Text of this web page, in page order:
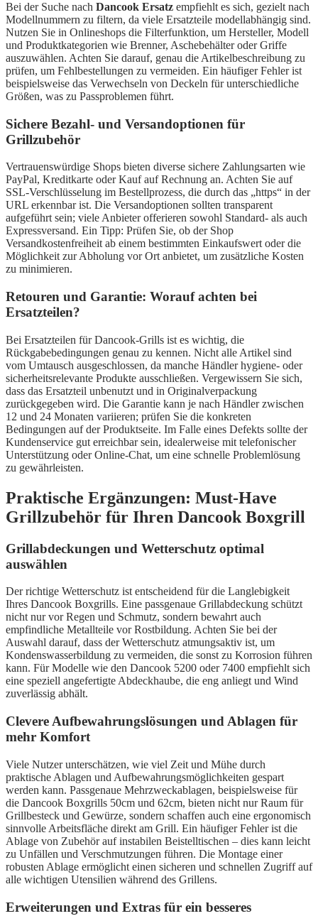
Bei der Suche nach Dancook Ersatz empfiehlt es sich, gezielt nach
Modellnummern zu filtern, da viele Ersatzteile modellabhängig sind.
Nutzen Sie in Onlineshops die Filterfunktion, um Hersteller, Modell
und Produktkategorien wie Brenner, Aschebehälter oder Griffe
auszuwählen. Achten Sie darauf, genau die Artikelbeschreibung zu
prüfen, um Fehlbestellungen zu vermeiden. Ein häufiger Fehler ist
beispielsweise das Verwechseln von Deckeln für unterschiedliche
Größen, was zu Passproblemen führt.
Sichere Bezahl- und Versandoptionen für
Grillzubehör
Vertrauenswürdige Shops bieten diverse sichere Zahlungsarten wie
PayPal, Kreditkarte oder Kauf auf Rechnung an. Achten Sie auf
SSL-Verschlüsselung im Bestellprozess, die durch das „https“ in der
URL erkennbar ist. Die Versandoptionen sollten transparent
aufgeführt sein; viele Anbieter offerieren sowohl Standard- als auch
Expressversand. Ein Tipp: Prüfen Sie, ob der Shop
Versandkostenfreiheit ab einem bestimmten Einkaufswert oder die
Möglichkeit zur Abholung vor Ort anbietet, um zusätzliche Kosten
zu minimieren.
Retouren und Garantie: Worauf achten bei
Ersatzteilen?
Bei Ersatzteilen für Dancook-Grills ist es wichtig, die
Rückgabebedingungen genau zu kennen. Nicht alle Artikel sind
vom Umtausch ausgeschlossen, da manche Händler hygiene- oder
sicherheitsrelevante Produkte ausschließen. Vergewissern Sie sich,
dass das Ersatzteil unbenutzt und in Originalverpackung
zurückgegeben wird. Die Garantie kann je nach Händler zwischen
12 und 24 Monaten variieren; prüfen Sie die konkreten
Bedingungen auf der Produktseite. Im Falle eines Defekts sollte der
Kundenservice gut erreichbar sein, idealerweise mit telefonischer
Unterstützung oder Online-Chat, um eine schnelle Problemlösung
zu gewährleisten.
Praktische Ergänzungen: Must-Have
Grillzubehör für Ihren Dancook Boxgrill
Grillabdeckungen und Wetterschutz optimal
auswählen
Der richtige Wetterschutz ist entscheidend für die Langlebigkeit
Ihres Dancook Boxgrills. Eine passgenaue Grillabdeckung schützt
nicht nur vor Regen und Schmutz, sondern bewahrt auch
empfindliche Metallteile vor Rostbildung. Achten Sie bei der
Auswahl darauf, dass der Wetterschutz atmungsaktiv ist, um
Kondenswasserbildung zu vermeiden, die sonst zu Korrosion führen
kann. Für Modelle wie den Dancook 5200 oder 7400 empfiehlt sich
eine speziell angefertigte Abdeckhaube, die eng anliegt und Wind
zuverlässig abhält.
Clevere Aufbewahrungslösungen und Ablagen für
mehr Komfort
Viele Nutzer unterschätzen, wie viel Zeit und Mühe durch
praktische Ablagen und Aufbewahrungsmöglichkeiten gespart
werden kann. Passgenaue Mehrzweckablagen, beispielsweise für
die Dancook Boxgrills 50cm und 62cm, bieten nicht nur Raum für
Grillbesteck und Gewürze, sondern schaffen auch eine ergonomisch
sinnvolle Arbeitsfläche direkt am Grill. Ein häufiger Fehler ist die
Ablage von Zubehör auf instabilen Beistelltischen – dies kann leicht
zu Unfällen und Verschmutzungen führen. Die Montage einer
robusten Ablage ermöglicht einen sicheren und schnellen Zugriff auf
alle wichtigen Utensilien während des Grillens.
Erweiterungen und Extras für ein besseres